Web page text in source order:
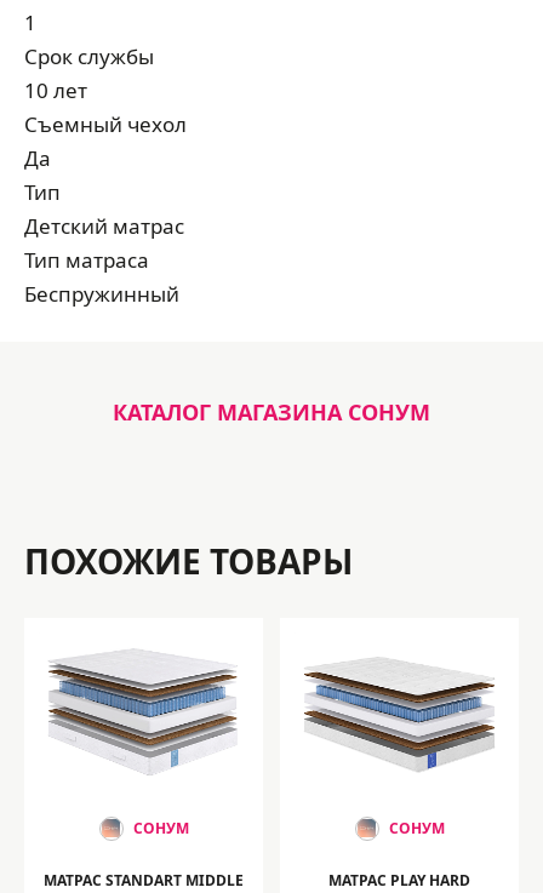
1
Срок службы
10 лет
Съемный чехол
Да
Тип
Детский матрас
Тип матраса
Беcпружинный
КАТАЛОГ МАГАЗИНА СОНУМ
ПОХОЖИЕ ТОВАРЫ
СОНУМ
МАТРАС STANDART MIDDLE
СОНУМ
МАТРАС PLAY HARD